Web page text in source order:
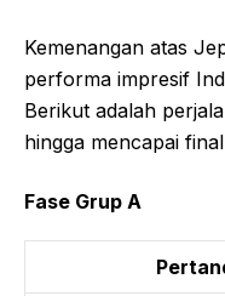
Kemenangan atas
performa impresif
Berikut adalah
hingga mencapai
Fase Grup A